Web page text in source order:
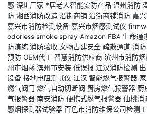
感 深圳厂家 *居老人智能安防产品 温州消防
防 湘西消防改造 沿街商铺 沿街商铺消防 嘉
嘉兴市消防检测设备 嘉兴市烟感测试仪
odorless smoke spray Amazon FBA 生命通
防演练 消防验收 文物古建安全 疏散通道 消
预防 OEM代工 智慧消防供应商 滨州市消防
州市烟感 滨州市安装 低误报 江汉消防检测
设备 接地电阻测试仪 江汉 智能燃气报警器
燃气阀门 燃气自动切断阀 厨房燃气报警器 厨
气报警器 南安消防 便携式燃气报警器 仙桃消
感烟探测器试验器 百色市消防维保公司检测